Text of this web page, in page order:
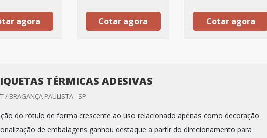
agora Cotar agora Cotar agora
TÉRMICAS ADESIVAS
/ BRAGANÇA PAULISTA - SP
do rótulo de forma crescente ao uso relacionado apenas como decoração
de embalagens ganhou destaque a partir do direcionamento para